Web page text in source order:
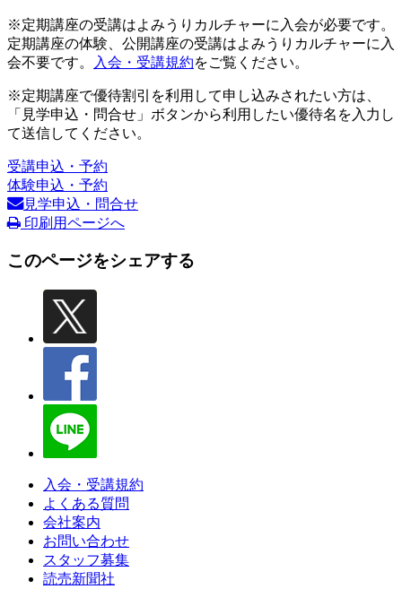
※定期講座の受講はよみうりカルチャーに入会が必要です。
定期講座の体験、公開講座の受講はよみうりカルチャーに入
会不要です。
入会・受講規約をご覧ください。
※定期講座で優待割引を利用して申し込みされたい方は、
「見学申込・問合せ」ボタンから利用したい優待名を入力し
て送信してください。
受講申込・予約
体験申込・予約
見学申込・問合せ
印刷用ページへ
このページをシェアする
入会・受講規約
よくある質問
会社案内
お問い合わせ
スタッフ募集
読売新聞社